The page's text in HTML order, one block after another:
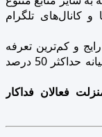
و کانال‌های تلگرام
و کم‌ترین تعرفه
بازار فراهم است و سقف افزایش تعرفه سالیانه حداکثر 50 درصد
فعالان فداکار